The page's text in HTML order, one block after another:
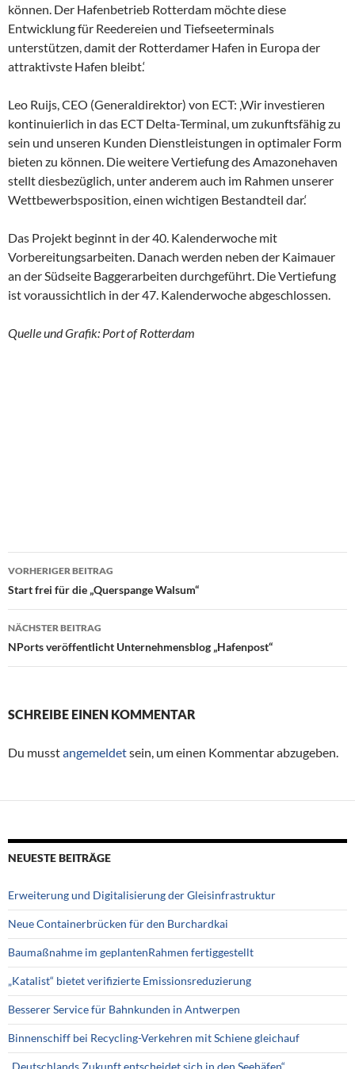
können. Der Hafenbetrieb Rotterdam möchte diese
Entwicklung für Reedereien und Tiefseeterminals
unterstützen, damit der Rotterdamer Hafen in Europa der
attraktivste Hafen bleibt.‘
Leo Ruijs, CEO (Generaldirektor) von ECT: ‚Wir investieren
kontinuierlich in das ECT Delta-Terminal, um zukunftsfähig zu
sein und unseren Kunden Dienstleistungen in optimaler Form
bieten zu können. Die weitere Vertiefung des Amazonehaven
stellt diesbezüglich, unter anderem auch im Rahmen unserer
Wettbewerbsposition, einen wichtigen Bestandteil dar.‘
Das Projekt beginnt in der 40. Kalenderwoche mit
Vorbereitungsarbeiten. Danach werden neben der Kaimauer
an der Südseite Baggerarbeiten durchgeführt. Die Vertiefung
ist voraussichtlich in der 47. Kalenderwoche abgeschlossen.
Quelle und Grafik: Port of Rotterdam
Beitragsnavigation
VORHERIGER BEITRAG
Start frei für die „Querspange Walsum“
NÄCHSTER BEITRAG
NPorts veröffentlicht Unternehmensblog „Hafenpost“
SCHREIBE EINEN KOMMENTAR
Du musstangemeldetsein, um einen Kommentar abzugeben.
NEUESTE BEITRÄGE
Erweiterung und Digitalisierung der Gleisinfrastruktur
Neue Containerbrücken für den Burchardkai
Baumaßnahme im geplantenRahmen fertiggestellt
„Katalist“ bietet verifizierte Emissionsreduzierung
Besserer Service für Bahnkunden in Antwerpen
Binnenschiff bei Recycling-Verkehren mit Schiene gleichauf
„Deutschlands Zukunft entscheidet sich in den Seehäfen“